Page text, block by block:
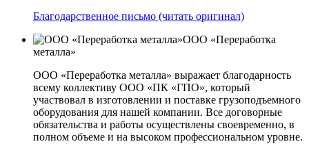
Благодарственное письмо (читать оригинал)
ООО «Переработка
металла»
ООО «Переработка металла» выражает благодарность
всему коллективу ООО «ПК «ГПО», который
участвовал в изготовлении и поставке грузоподъемного
оборудования для нашей компании. Все договорные
обязательства и работы осуществлены своевременно, в
полном объеме и на высоком профессиональном уровне.